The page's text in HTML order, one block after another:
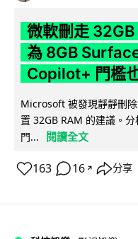
微軟刪走
為 8GB
Copilot+ 門檻
Microsoft 被發現靜靜刪
置 32GB RAM 的建議。
門...
閱讀全文
163 16 ↗ 分享